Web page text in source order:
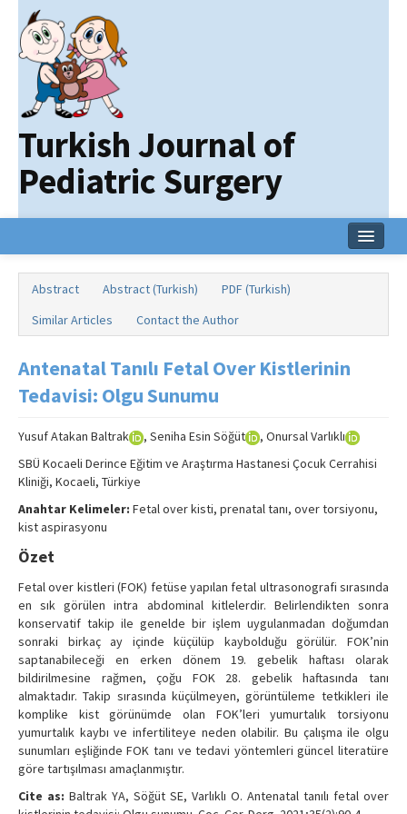
Turkish Journal of
Pediatric Surgery
Online First
Archive
Abstract Abstract (Turkish)
PDF (Turkish)
Similar Articles
Contact the Author
Antenatal Tanılı Fetal Over Kistlerinin
Tedavisi: Olgu Sunumu
Yusuf Atakan Baltrak , Seniha Esin Söğüt
, Onursal Varlıklı
SBÜ Kocaeli Derince Eğitim ve Araştırma Hastanesi Çocuk Cerrahisi
Kliniği, Kocaeli, Türkiye
Anahtar Kelimeler: Fetal over kisti, prenatal tanı, over torsiyonu,
kist aspirasyonu
Özet
Fetal over kistleri (FOK) fetüse yapılan fetal ultrasonografi sırasında
en sık görülen intra abdominal kitlelerdir. Belirlendikten sonra
konservatif takip ile genelde bir işlem uygulanmadan doğumdan
sonraki birkaç ay içinde küçülüp kaybolduğu görülür. FOK’nin
saptanabileceği en erken dönem 19. gebelik haftası olarak
bildirilmesine rağmen, çoğu FOK 28. gebelik haftasında tanı
almaktadır. Takip sırasında küçülmeyen, görüntüleme tetkikleri ile
komplike kist görünümde olan FOK’leri yumurtalık torsiyonu
yumurtalık kaybı ve infertiliteye neden olabilir. Bu çalışma ile olgu
sunumları eşliğinde FOK tanı ve tedavi yöntemleri güncel literatüre
göre tartışılması amaçlanmıştır.
Cite as: Baltrak YA, Söğüt SE, Varlıklı O. Antenatal tanılı fetal over